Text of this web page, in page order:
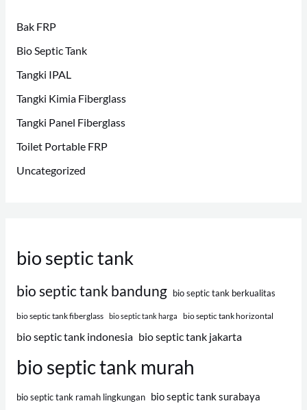
Bak FRP
Bio Septic Tank
Tangki IPAL
Tangki Kimia Fiberglass
Tangki Panel Fiberglass
Toilet Portable FRP
Uncategorized
bio septic tank
bio septic tank bandung bio septic tank berkualitas
bio septic tank fiberglass bio septic tank harga bio septic tank horizontal
bio septic tank indonesia bio septic tank jakarta
bio septic tank murah
bio septic tank ramah lingkungan bio septic tank surabaya